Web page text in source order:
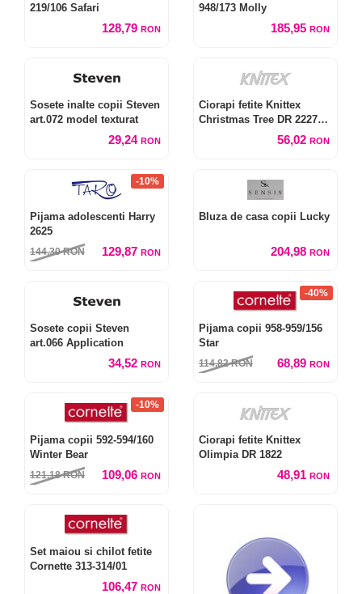
219/106 Safari
128,79 RON
948/173 Molly
185,95 RON
Sosete inalte copii Steven
art.072 model texturat
29,24 RON
Ciorapi fetite Knittex
Christmas Tree DR 2227
56,02 RON
-10%
Pijama adolescenti Harry
2625
144,30RON 129,87 RON
Bluza de casa copii Lucky
204,98 RON
Sosete copii Steven
art.066 Application
34,52 RON
-40%
Pijama copii 958-959/156
Star
114,82RON 68,89 RON
-10%
Pijama copii 592-594/160
Winter Bear
121,18RON 109,06 RON
Ciorapi fetite Knittex
Olimpia DR 1822
48,91 RON
Set maiou si chilot fetite
Cornette 313-314/01
106,47 RON